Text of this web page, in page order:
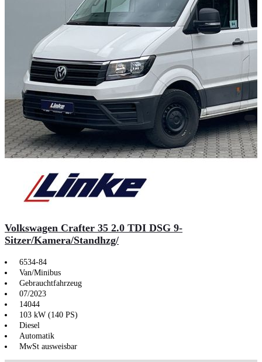
Volkswagen Crafter 35 2.0 TDI DSG 9-
Sitzer/Kamera/Standhzg/
6534-84
Van/Minibus
Gebrauchtfahrzeug
07/2023
14044
103 kW (140 PS)
Diesel
Automatik
MwSt ausweisbar